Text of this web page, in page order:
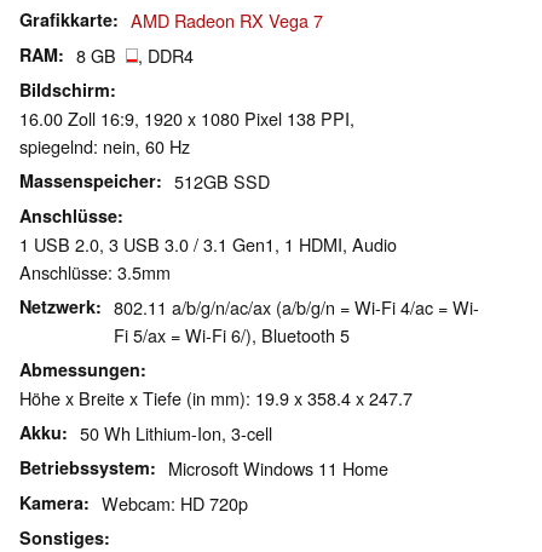
Grafikkarte AMD Radeon RX Vega 7
RAM 8 GB , DDR4
Bildschirm
16.00 Zoll 16:9, 1920 x 1080 Pixel 138 PPI,
spiegelnd: nein, 60 Hz
Massenspeicher 512GB SSD
Anschlüsse
1 USB 2.0, 3 USB 3.0 / 3.1 Gen1, 1 HDMI, Audio
Anschlüsse: 3.5mm
Netzwerk
802.11 a/b/g/n/ac/ax (a/b/g/n = Wi-Fi 4/ac = Wi-
Fi 5/ax = Wi-Fi 6/), Bluetooth 5
Abmessungen
Höhe x Breite x Tiefe (in mm): 19.9 x 358.4 x 247.7
Akku 50 Wh Lithium-Ion, 3-cell
Betriebssystem Microsoft Windows 11 Home
Kamera Webcam: HD 720p
Sonstiges